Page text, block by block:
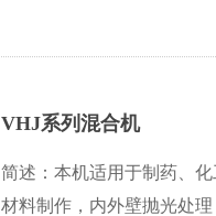
VHJ系列混合机
简述：本机适用于制药、
材料制作，内外壁抛光处